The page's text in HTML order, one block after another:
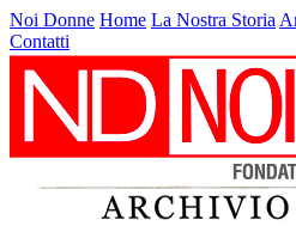
Noi Donne Home La Nostra Storia
Contatti